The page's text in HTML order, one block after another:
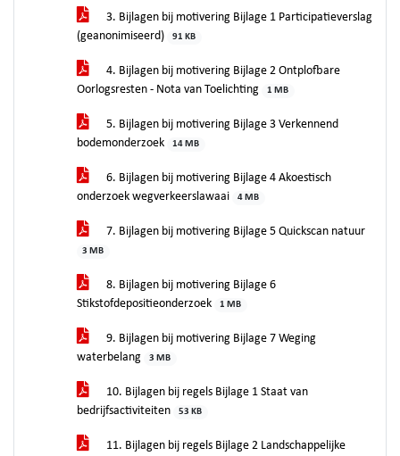
3. Bijlagen bij motivering Bijlage 1 Participatieverslag
(geanonimiseerd)
91 KB
4. Bijlagen bij motivering Bijlage 2 Ontplofbare
Oorlogsresten - Nota van Toelichting
1 MB
5. Bijlagen bij motivering Bijlage 3 Verkennend
bodemonderzoek
14 MB
6. Bijlagen bij motivering Bijlage 4 Akoestisch
onderzoek wegverkeerslawaai
4 MB
7. Bijlagen bij motivering Bijlage 5 Quickscan natuur
3 MB
8. Bijlagen bij motivering Bijlage 6
Stikstofdepositieonderzoek
1 MB
9. Bijlagen bij motivering Bijlage 7 Weging
waterbelang
3 MB
10. Bijlagen bij regels Bijlage 1 Staat van
bedrijfsactiviteiten
53 KB
11. Bijlagen bij regels Bijlage 2 Landschappelijke